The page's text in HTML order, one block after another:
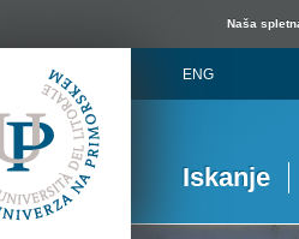
Naša
ENG
Iskanje